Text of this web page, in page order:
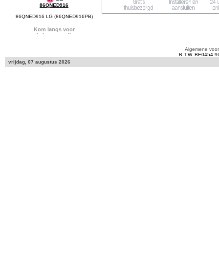
86QNED916
86QNED916 LG (86QNED916PB)
Algemene
B.T.W.
vrijdag, 07 augustus 2026